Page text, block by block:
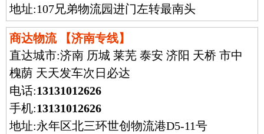
地址:107兄弟物流园进门左转最南头
商达物流 【济南专线】
直达城市:济南 历城 莱芜 泰安 济阳 天桥 市中
槐荫 天天发车次日必达
电话:13131012626
手机:13131012626
地址:永年区北三环世创物流港D5-11号